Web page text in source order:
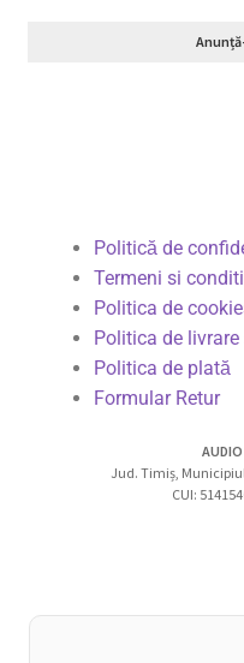
Politică de
Termeni si
Politica de
Politica de
Politica de plată
Formular Retur
Jud. Timiș,
CUI: